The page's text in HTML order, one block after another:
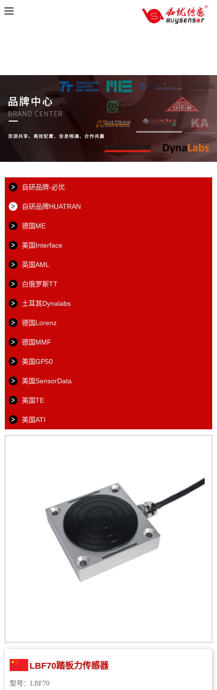
自研品牌-必优
自研品牌HUATRAN
德国ME
美国Interface
英国AML
白俄罗斯TT
土耳其Dynalabs
德国Lorenz
德国MMF
美国GP50
美国SensorData
美国TE
美国ATI
LBF70踏板力传感器
型号： LBF70